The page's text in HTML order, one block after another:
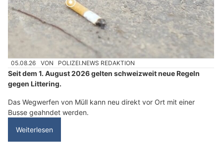
05.08.26 VON POLIZEI.NEWS REDAKTION
Seit dem 1. August 2026 gelten schweizweit neue Regeln
gegen Littering.
Das Wegwerfen von Müll kann neu direkt vor Ort mit einer
Busse geahndet werden.
Weiterlesen